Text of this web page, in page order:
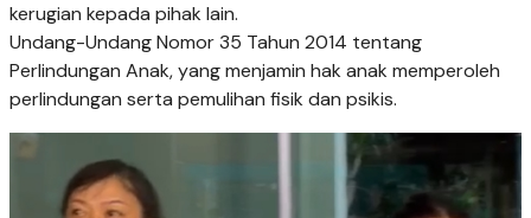
kerugian kepada pihak lain.
Undang-Undang Nomor 35 Tahun 2014 tentang
Perlindungan Anak, yang menjamin hak anak memperoleh
perlindungan serta pemulihan fisik dan psikis.